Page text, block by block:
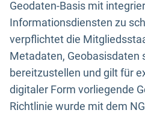
Geodaten-Basis mit
Informationsdiensten zu
verpflichtet die
Metadaten, Geobasisdaten
bereitzustellen und gilt für
digitaler Form vorliegende
Richtlinie wurde mit dem